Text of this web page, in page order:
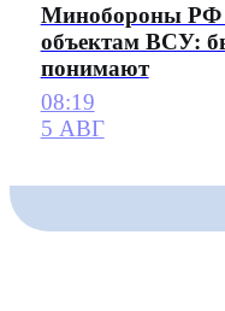
Минобороны РФ
объектам ВСУ:
понимают
08:19
5 АВГ